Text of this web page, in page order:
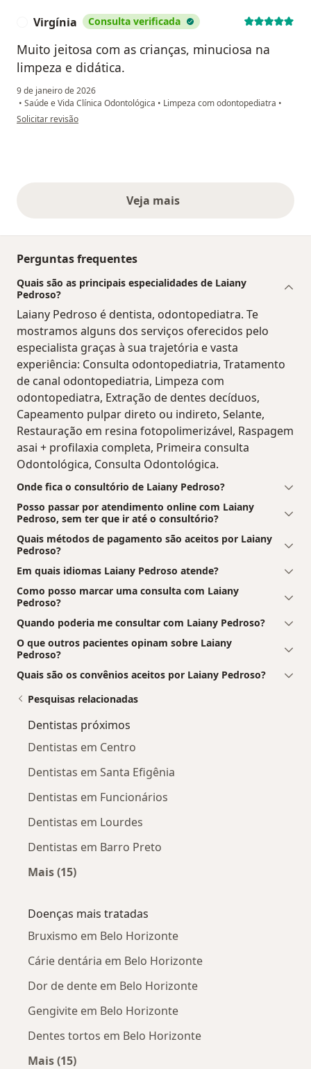
Virgínia Consulta verificada
Muito jeitosa com as crianças, minuciosa na
limpeza e didática.
9 de janeiro de 2026
• Saúde e Vida Clínica Odontológica • Limpeza com odontopediatra •
na opinião do utilizador Virgínia
Solicitar revisão
Veja maisopiniões acima
Perguntas frequentes
Quais são as principais especialidades de Laiany
Pedroso?
Laiany Pedroso é dentista, odontopediatra. Te
mostramos alguns dos serviços oferecidos pelo
especialista graças à sua trajetória e vasta
experiência: Consulta odontopediatria, Tratamento
de canal odontopediatria, Limpeza com
odontopediatra, Extração de dentes decíduos,
Capeamento pulpar direto ou indireto, Selante,
Restauração em resina fotopolimerizável, Raspagem
asai + profilaxia completa, Primeira consulta
Odontológica, Consulta Odontológica.
Onde fica o consultório de Laiany Pedroso?
Posso passar por atendimento online com Laiany
Pedroso, sem ter que ir até o consultório?
Quais métodos de pagamento são aceitos por Laiany
Pedroso?
Em quais idiomas Laiany Pedroso atende?
Como posso marcar uma consulta com Laiany
Pedroso?
Quando poderia me consultar com Laiany Pedroso?
O que outros pacientes opinam sobre Laiany
Pedroso?
Quais são os convênios aceitos por Laiany Pedroso?
Pesquisas relacionadas
Dentistas próximos
Dentistas em Centro
Dentistas em Santa Efigênia
Dentistas em Funcionários
Dentistas em Lourdes
Dentistas em Barro Preto
Mais (15)
Doenças mais tratadas
Bruxismo em Belo Horizonte
Cárie dentária em Belo Horizonte
Dor de dente em Belo Horizonte
Gengivite em Belo Horizonte
Dentes tortos em Belo Horizonte
Mais (15)